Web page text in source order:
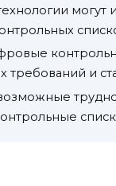
могут
требований и